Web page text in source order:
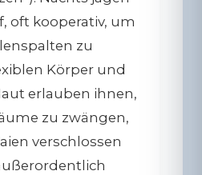
oft kooperativ, um
zu
Körper und
erlauben ihnen,
zu zwängen,
verschlossen